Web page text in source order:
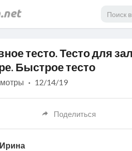
https://www.youtube.com/watch?v=W-ullvf_Xvw
тесто. Тесто для
Быстрое тесто
· 12/14/19
Поделиться
Ирина